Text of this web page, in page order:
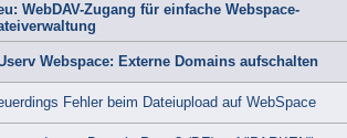
WebDAV-Zugang für einfache Webspace-
Webspace: Externe Domains aufschalten
Fehler beim Dateiupload auf WebSpace